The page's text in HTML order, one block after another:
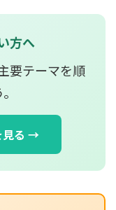
方へ
要テーマを順
見る →